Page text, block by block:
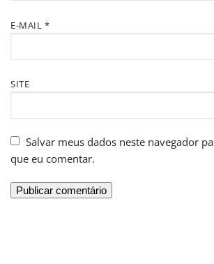
E-MAIL *
SITE
Salvar meus dados neste navegador
que eu comentar.